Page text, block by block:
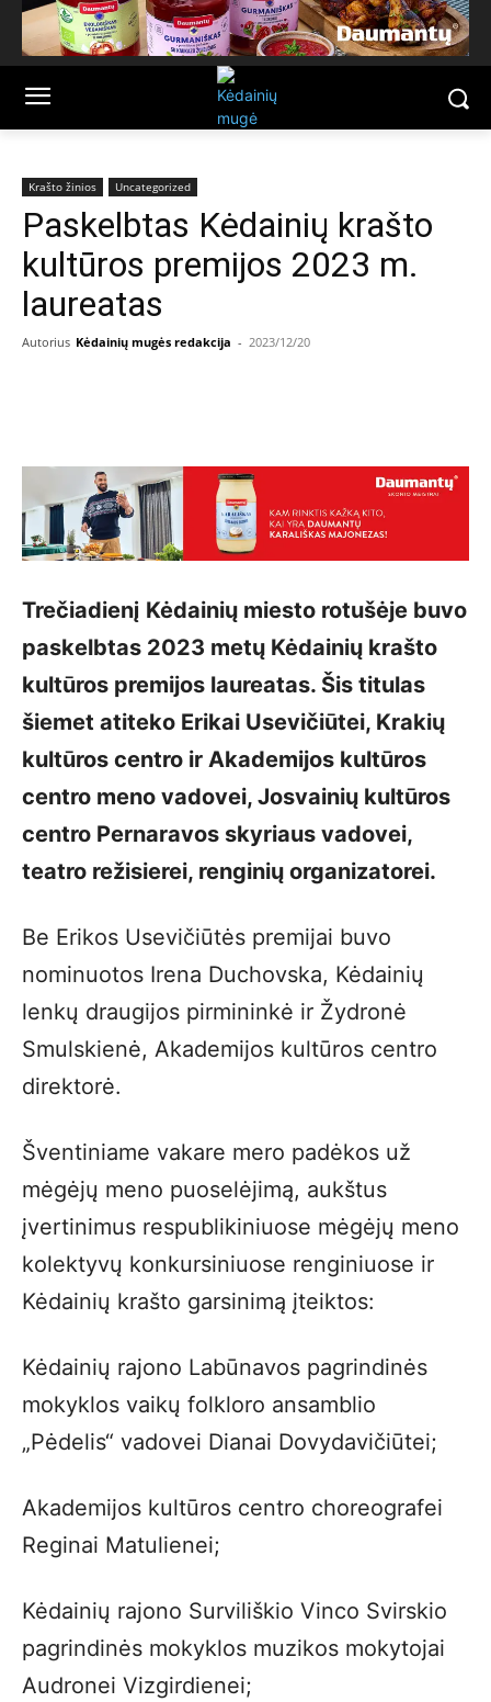
Krašto žinios Uncategorized
Paskelbtas Kėdainių krašto
kultūros premijos 2023 m.
laureatas
Autorius Kėdainių mugės redakcija - 2023/12/20
Trečiadienį Kėdainių miesto rotušėje buvo
paskelbtas 2023 metų Kėdainių krašto
kultūros premijos laureatas. Šis titulas
šiemet atiteko Erikai Usevičiūtei, Krakių
kultūros centro ir Akademijos kultūros
centro meno vadovei, Josvainių kultūros
centro Pernaravos skyriaus vadovei,
teatro režisierei, renginių organizatorei.
Be Erikos Usevičiūtės premijai buvo
nominuotos Irena Duchovska, Kėdainių
lenkų draugijos pirmininkė ir Žydronė
Smulskienė, Akademijos kultūros centro
direktorė.
Šventiniame vakare mero padėkos už
mėgėjų meno puoselėjimą, aukštus
įvertinimus respublikiniuose mėgėjų meno
kolektyvų konkursiniuose renginiuose ir
Kėdainių krašto garsinimą įteiktos:
Kėdainių rajono Labūnavos pagrindinės
mokyklos vaikų folkloro ansamblio
„Pėdelis“ vadovei Dianai Dovydavičiūtei;
Akademijos kultūros centro choreografei
Reginai Matulienei;
Kėdainių rajono Surviliškio Vinco Svirskio
pagrindinės mokyklos muzikos mokytojai
Audronei Vizgirdienei;